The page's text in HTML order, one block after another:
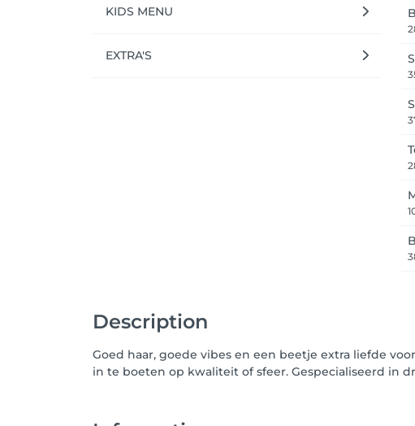
KIDS MENU
EXTRA'S
Description
Goed haar, goede vibes en een beetje extra liefde
in te boeten op kwaliteit of sfeer. Gespecialiseerd in